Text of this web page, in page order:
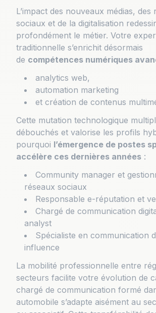
L’impact des nouveaux médias, des
sociaux et de la digitalisation
profondément le métier. Votre
traditionnelle s’enrichit désormais
de compétences numériques
analytics web,
automation marketing
et création de contenus
Cette mutation technologique
débouchés et valorise les profils
pourquoi l’émergence de postes
accélère ces dernières années :
Community manager et
réseaux sociaux
Responsable e-réputation et
Chargé de communication
analyst
Spécialiste en communication
influence
La mobilité professionnelle entre
secteurs facilite votre évolution de
chargé de communication formé
automobile s’adapte aisément au